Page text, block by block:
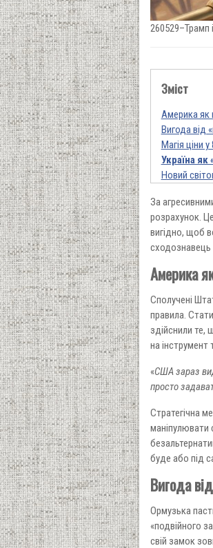
260529–Трамп
Зміст
Америка як
Вигода від
Магія ціни
Україна
Новий
За
розрахунок.
вигідно, щоб
сходознавець
Америка
Сполучені
правила.
здійснили те,
на інструмент
«США зараз
просто
Стратегічна
маніпулювати
буде або під
Вигода
Ормузька
«подвійного
свій замок